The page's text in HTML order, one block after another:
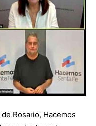
Rosario, Hacemos